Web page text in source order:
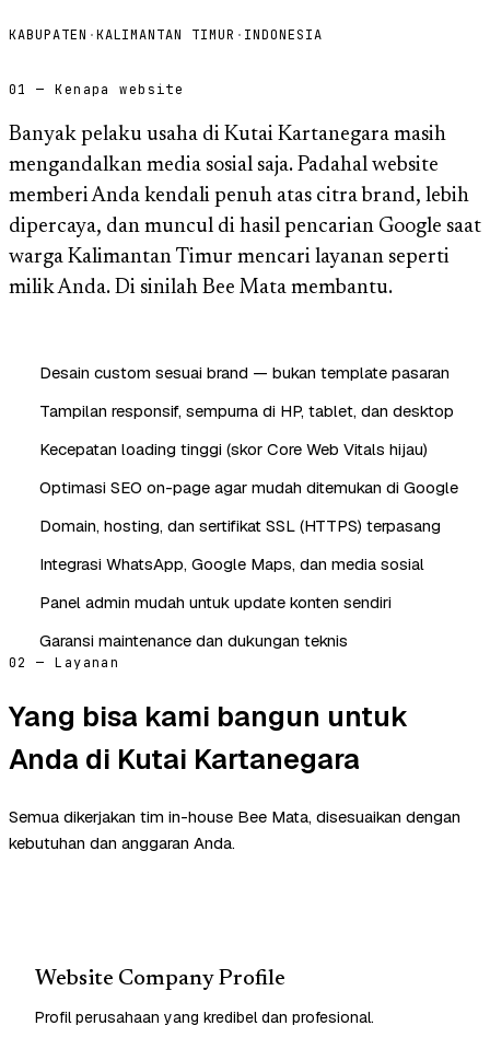
KABUPATEN ·KALIMANTAN TIMUR · INDONESIA
01 — Kenapa website
Banyak pelaku usaha di Kutai Kartanegara masih
mengandalkan media sosial saja. Padahal website
memberi Anda kendali penuh atas citra brand, lebih
dipercaya, dan muncul di hasil pencarian Google saat
warga Kalimantan Timur mencari layanan seperti
milik Anda. Di sinilah Bee Mata membantu.
Desain custom sesuai brand — bukan template pasaran
Tampilan responsif, sempurna di HP, tablet, dan desktop
Kecepatan loading tinggi (skor Core Web Vitals hijau)
Optimasi SEO on-page agar mudah ditemukan di Google
Domain, hosting, dan sertifikat SSL (HTTPS) terpasang
Integrasi WhatsApp, Google Maps, dan media sosial
Panel admin mudah untuk update konten sendiri
Garansi maintenance dan dukungan teknis
02 — Layanan
Yang bisa kami bangun untuk
Anda di Kutai Kartanegara
Semua dikerjakan tim in-house Bee Mata, disesuaikan dengan
kebutuhan dan anggaran Anda.
Website Company Profile
Profil perusahaan yang kredibel dan profesional.